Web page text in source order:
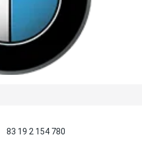
83 19 2 154 780